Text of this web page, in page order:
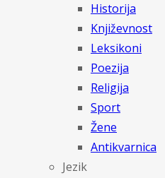
Historija
Književnost
Leksikoni
Poezija
Religija
Sport
Žene
Antikvarnica
Jezik